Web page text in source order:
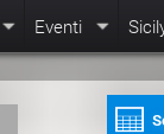
Eventi